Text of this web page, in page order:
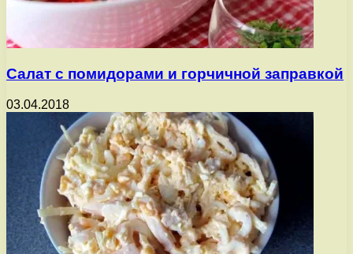
Салат с помидорами и горчичной заправкой
03.04.2018